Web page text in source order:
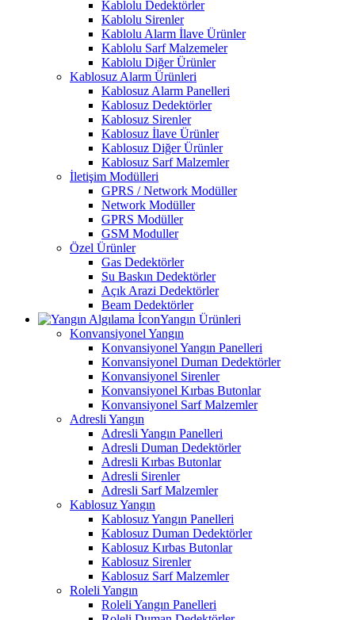
Kablolu Dedektörler
Kablolu Sirenler
Kablolu Alarm İlave Ürünler
Kablolu Sarf Malzemeler
Kablolu Diğer Ürünler
Kablosuz Alarm Ürünleri
Kablosuz Alarm Panelleri
Kablosuz Dedektörler
Kablosuz Sirenler
Kablosuz İlave Ürünler
Kablosuz Diğer Ürünler
Kablosuz Sarf Malzemler
İletişim Modülleri
GPRS / Network Modüller
Network Modüller
GPRS Modüller
GSM Moduller
Özel Ürünler
Gas Dedektörler
Su Baskın Dedektörler
Açık Arazi Dedektörler
Beam Dedektörler
Yangın Ürünleri
Konvansiyonel Yangın
Konvansiyonel Yangın Panelleri
Konvansiyonel Duman Dedektörler
Konvansiyonel Sirenler
Konvansiyonel Kırbas Butonlar
Konvansiyonel Sarf Malzemler
Adresli Yangın
Adresli Yangın Panelleri
Adresli Duman Dedektörler
Adresli Kırbas Butonlar
Adresli Sirenler
Adresli Sarf Malzemler
Kablosuz Yangın
Kablosuz Yangın Panelleri
Kablosuz Duman Dedektörler
Kablosuz Kırbas Butonlar
Kablosuz Sirenler
Kablosuz Sarf Malzemler
Roleli Yangın
Roleli Yangın Panelleri